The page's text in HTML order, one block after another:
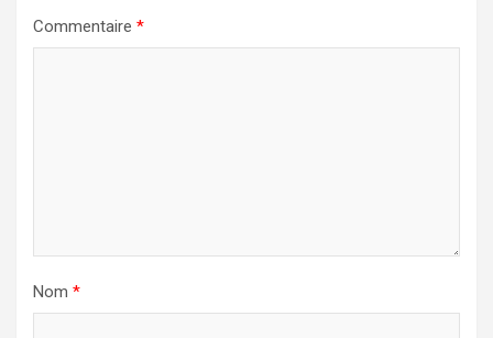
Commentaire *
Nom *